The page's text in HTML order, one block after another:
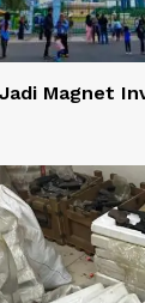
Magnet